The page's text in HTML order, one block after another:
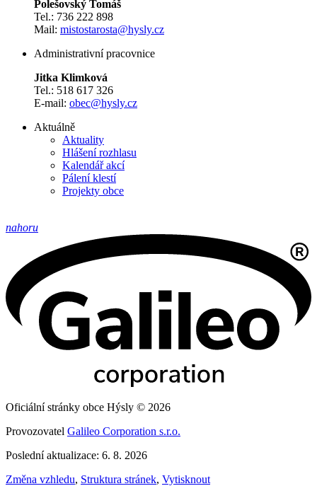
Polešovský Tomáš
Tel.: 736 222 898
Mail: mistostarosta@hysly.cz
Administrativní pracovnice
Jitka Klimková
Tel.: 518 617 326
E-mail: obec@hysly.cz
Aktuálně
Aktuality
Hlášení rozhlasu
Kalendář akcí
Pálení klestí
Projekty obce
nahoru
Oficiální stránky obce Hýsly © 2026
Provozovatel Galileo Corporation s.r.o.
Poslední aktualizace: 6. 8. 2026
Změna vzhledu, Struktura stránek, Vytisknout